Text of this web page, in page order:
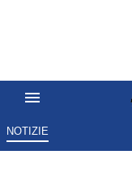
NOTIZIE